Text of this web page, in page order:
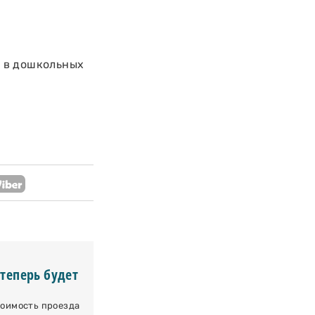
дошкольных
будет
проезда